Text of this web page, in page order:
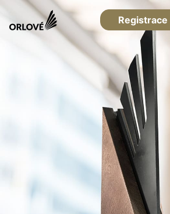
Registrace